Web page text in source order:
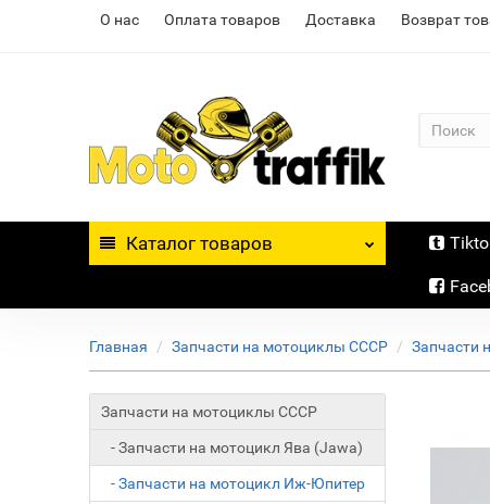
О нас Оплата товаров Доставка Возврат
Каталог товаров
Главная Запчасти на мотоциклы СССР Запчасти
Запчасти на мотоциклы СССР
- Запчасти на мотоцикл Ява (Jawa)
- Запчасти на мотоцикл Иж-Юпитер